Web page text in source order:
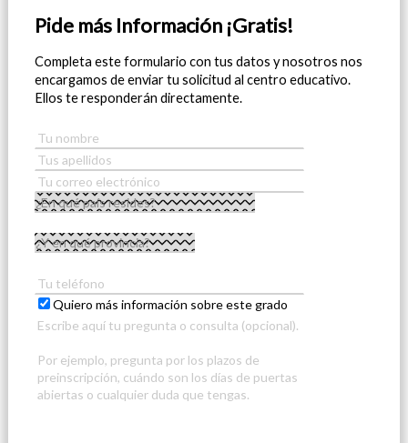
Pide más Información ¡Gratis!
Completa este formulario con tus datos y nosotros nos
encargamos de enviar tu solicitud al centro educativo.
Ellos te responderán directamente.
Quiero más información sobre este grado